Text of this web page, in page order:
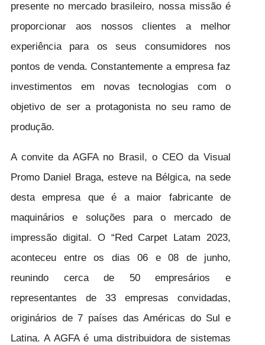
presente no mercado brasileiro, nossa missão é
proporcionar aos nossos clientes a melhor
experiência para os seus consumidores nos
pontos de venda. Constantemente a empresa faz
investimentos em novas tecnologias com o
objetivo de ser a protagonista no seu ramo de
produção.
A convite da AGFA no Brasil, o CEO da Visual
Promo Daniel Braga, esteve na Bélgica, na sede
desta empresa que é a maior fabricante de
maquinários e soluções para o mercado de
impressão digital. O “Red Carpet Latam 2023,
aconteceu entre os dias 06 e 08 de junho,
reunindo cerca de 50 empresários e
representantes de 33 empresas convidadas,
originários de 7 países das Américas do Sul e
Latina. A AGFA é uma distribuidora de sistemas